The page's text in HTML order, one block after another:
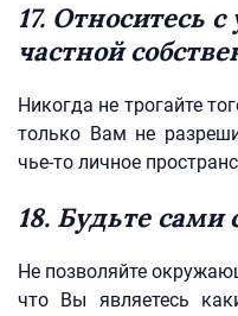
17. Относитесь
частной
Никогда не трогайте
только Вам не
чье-то личное
18. Будьте сами
Не позволяйте
что Вы являетесь